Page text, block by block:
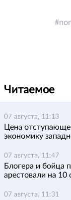
Читаемое
07 августа, 11:13
Цена
экономику
07 августа, 11:47
Блогера и
арестовали на 10
07 августа, 11:31